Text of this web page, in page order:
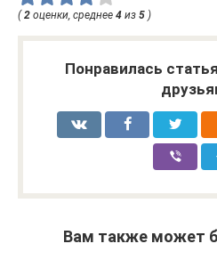
( 2 оценки, среднее 4 из 5 )
Понравилась
Вам также может